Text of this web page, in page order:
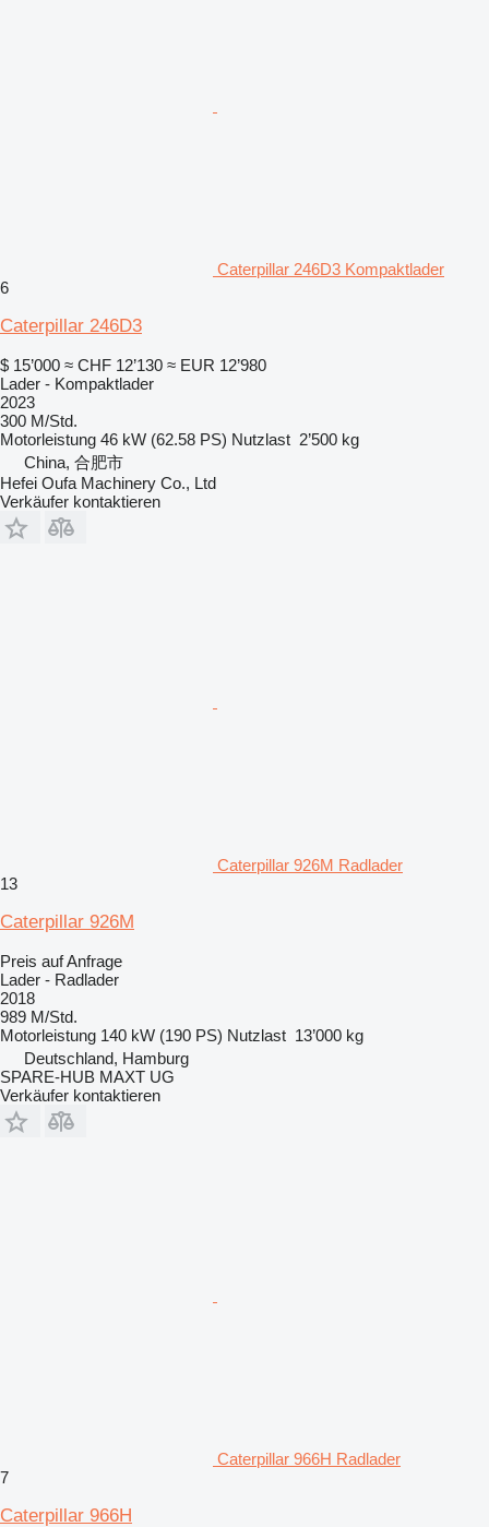
Caterpillar 246D3 Kompaktlader
6
Caterpillar 246D3
$ 15’000 ≈ CHF 12’130 ≈ EUR 12’980
Lader - Kompaktlader
2023
300 M/Std.
Motorleistung 46 kW (62.58 PS) Nutzlast 2’500 kg
China, 合肥市
Hefei Oufa Machinery Co., Ltd
Verkäufer kontaktieren
Caterpillar 926M Radlader
13
Caterpillar 926M
Preis auf Anfrage
Lader - Radlader
2018
989 M/Std.
Motorleistung 140 kW (190 PS) Nutzlast 13’000 kg
Deutschland, Hamburg
SPARE-HUB MAXT UG
Verkäufer kontaktieren
Caterpillar 966H Radlader
7
Caterpillar 966H